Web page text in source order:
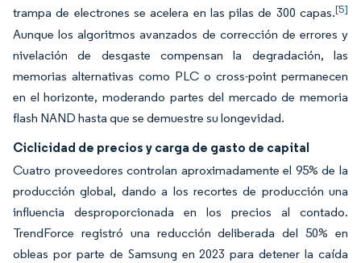
trampa de electrones se acelera en las pilas de 300 capas.[5]
Aunque los algoritmos avanzados de corrección de errores y
nivelación de desgaste compensan la degradación, las
memorias alternativas como PLC o cross-point permanecen
en el horizonte, moderando partes del mercado de memoria
flash NAND hasta que se demuestre su longevidad.
Ciclicidad de precios y carga de gasto de capital
Cuatro proveedores controlan aproximadamente el 95% de la
producción global, dando a los recortes de producción una
influencia desproporcionada en los precios al contado.
TrendForce registró una reducción deliberada del 50% en
obleas por parte de Samsung en 2023 para detener la caída